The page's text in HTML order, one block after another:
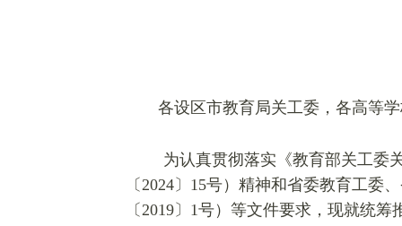
各设区市教育局关工委，各高等
为认真贯彻落实 《教育部关工委
〔2024〕15号）精神和省委教育工
〔2019〕1号）等文件要求，现就统